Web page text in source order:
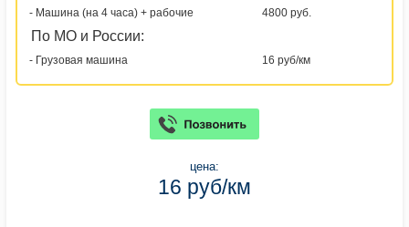
- Машина (на 4 часа) + рабочие
4800 руб.
По МО и России:
- Грузовая машина 16 руб/км
цена:
16 руб/км